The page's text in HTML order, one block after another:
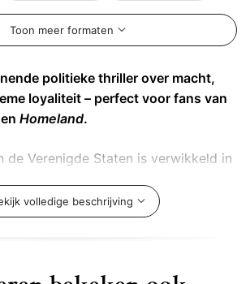
Toon meer formaten
politieke thriller over macht,
loyaliteit – perfect voor fans van
en Homeland.
de Verenigde Staten is verwikkeld in
haar politieke toekomst, wordt
– voormalig American Football-ster
een groter complot, of is de man van
volledige beschrijving